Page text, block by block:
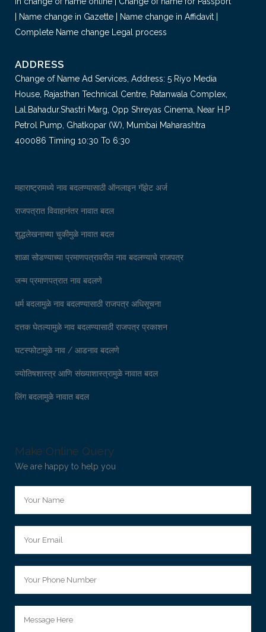
| Name change in Gazette | Name change in Affidavit |
Complete Name change Legal process
ADDRESS
Change of Name Ad Services, Address: 5 Riyo Media
House, Rajasthan Technical Centre, Patanwala Complex,
Lal.Bahadur.Shastri Marg, Opp Shreyas Cinema, Near H.P
Petrol Pump, Ghatkopar (W), Mumbai Maharashtra
400086 Timing 10:30 To 6:30
महाराष्ट्रामध्ये नाव बदलण्यासाठी ऑनलाइन गॅझेट अर्ज
राजपत्रात विवाहानंतर नावात बदल
शुद्धलेखनाच्या चुकीमुळे नावात बदल
शाळा सोडण्याच्या प्रमाणपत्रावरील नाव बदलण्याचे राजपत्र
जन्म प्रमाणपत्रात नाव बदलणे
धर्म बदलामुळे नाव बदलण्यासाठी राजपत्र अधिसूचना
दत्तक घेतल्यामुळे नाव बदलण्यासाठी राजपत्र प्रकाशन
घटस्फोटामुळे नाव / आडनाव बदलणे
ज्योतिषशास्त्र आणि संख्याशास्त्रामुळे नावात बदल
लिंग बदलामुळे नावात बदल
Make Online Query
We are happy to help you